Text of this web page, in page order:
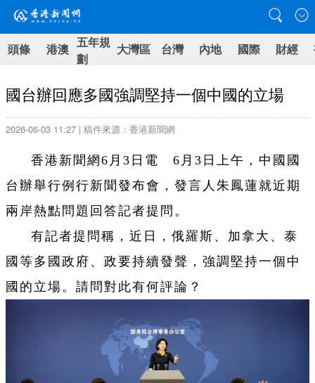
頭條 港澳 五年規
劃
大灣區 台灣 內地 國際 財經
國台辦回應多國強調堅持一個中國的立場
2026-06-03 11:27 | 稿件來源：香港新聞網
香港新聞網6月3日電 6月3日上午，中國國
台辦舉行例行新聞發布會，發言人朱鳳蓮就近期
兩岸熱點問題回答記者提問。
有記者提問稱，近日，俄羅斯、加拿大、泰
國等多國政府、政要持續發聲，強調堅持一個中
國的立場。請問對此有何評論？